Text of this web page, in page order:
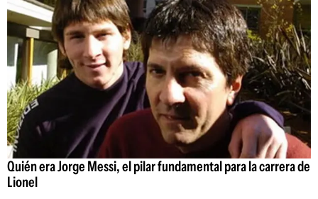
Quién era Jorge Messi, el pilar fundamental para la carrera de
Lionel